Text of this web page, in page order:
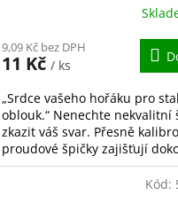
9,09 Kč bez DPH
11 Kč / ks
„Srdce vašeho hořáku pro
oblouk.“ Nenechte nekvalitní
zkazit váš svar. Přesně
proudové špičky zajišťují
přenos proudu a plynulý
Kód: